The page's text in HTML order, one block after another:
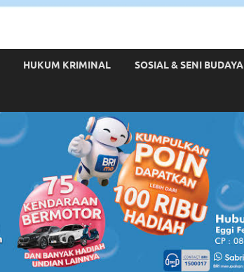
HUKUM KRIMINAL SOSIAL & SENI BUDAYA